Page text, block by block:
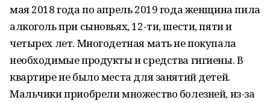
мая 2018 года по апрель 2019 года женщина пила
алкоголь при сыновьях, 12-ти, шести, пяти и
четырех лет. Многодетная мать не покупала
необходимые продукты и средства гигиены. В
квартире не было места для занятий детей.
Мальчики приобрели множество болезней, из-за